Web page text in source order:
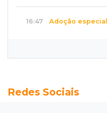
16:47 Adoção especial
Cágado surge na
Redes Sociais